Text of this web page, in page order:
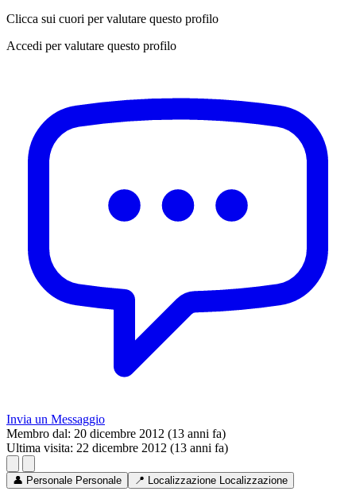
Clicca sui cuori per valutare questo profilo
Accedi per valutare questo profilo
Invia un Messaggio
Membro dal: 20 dicembre 2012 (13 anni fa)
Ultima visita: 22 dicembre 2012 (13 anni fa)
👤 Personale Personale 📍 Localizzazione Localizzazione